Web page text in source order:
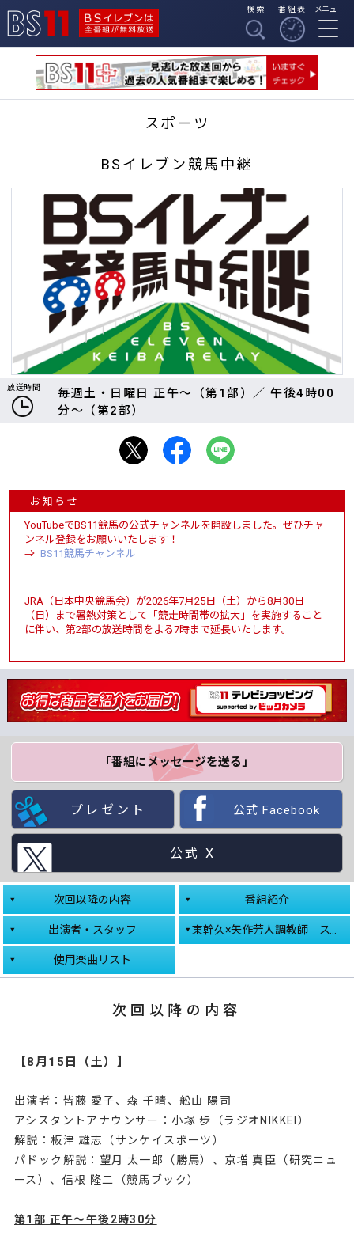
BSイレブンは全番組
が無料放送
検索 番組表 メニュー
スポーツ
BSイレブン競馬中継
放送時間
毎週土・日曜日 正午～（第1部）／ 午後4時00
分～（第2部）
お知らせ
YouTubeでBS11競馬の公式チャンネルを開設しました。ぜひチャ
ンネル登録をお願いいたします！
⇒ BS11競馬チャンネル
JRA（日本中央競馬会）が2026年7月25日（土）から8月30日
（日）まで暑熱対策として「競走時間帯の拡大」を実施すること
に伴い、第2部の放送時間をよる7時まで延長いたします。
「番組にメッセージを送る」
プレゼント 公式 Facebook
公式 X
次回以降の内容 番組紹介
出演者・スタッフ
使用楽曲リスト
次回以降の内容
【8月15日（土）】
出演者：皆藤 愛子、森 千晴、舩山 陽司
アシスタントアナウンサー：小塚 歩（ラジオNIKKEI）
解説：板津 雄志（サンケイスポーツ）
パドック解説：望月 太一郎（勝馬）、京増 真臣（研究ニュ
ース）、信根 隆二（競馬ブック）
第1部 正午～午後2時30分